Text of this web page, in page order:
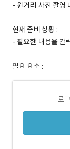
- 원거리 사진 촬영
현재 준비 상황 :
- 필요한 내용을 간
필요 요소 :
로